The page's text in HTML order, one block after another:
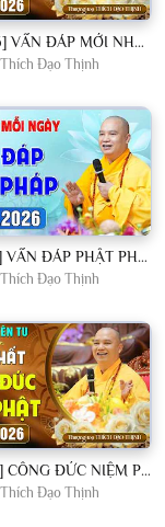
[08.07.2026] VẤN ĐÁP MỚI NHẤT - Pháp Hội Địa Tạng Chùa Khai Nguyên | TT. Thích Đạo Thịnh
Đạo Thịnh
[10.07.2026] VẤN ĐÁP PHẬT PHÁP - Nghe Thầy giảng Pháp mỗi ngày CÔNG ĐỨC VÔ LƯỢNG│TT. Thích Đạo Thịnh
Đạo Thịnh
[ Mới Nhất ] CÔNG ĐỨC NIỆM PHẬT - Khoá Chuyên Tu Chùa Khai Nguyên 11/07/2026 | TT. Thích Đạo Thịnh
Đạo Thịnh